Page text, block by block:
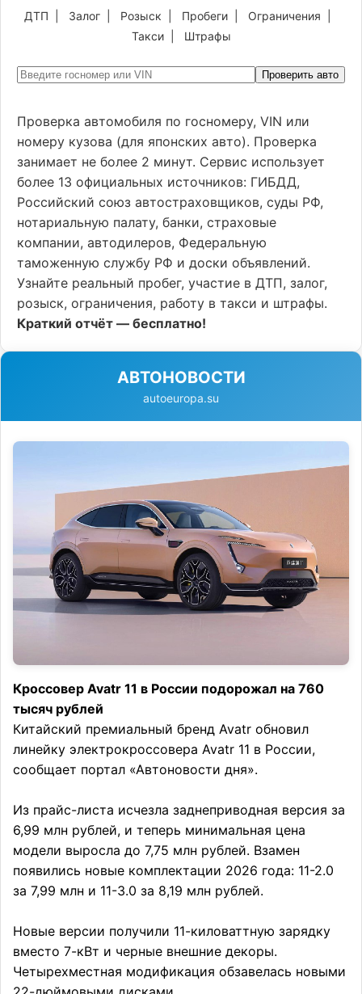
ДТП Залог Розыск Пробеги Ограничения
Такси| Штрафы
Проверить авто
Проверка автомобиля по госномеру, VIN или
номеру кузова (для японских авто). Проверка
занимает не более 2 минут. Сервис использует
более 13 официальных источников: ГИБДД,
Российский союз автостраховщиков, суды РФ,
нотариальную палату, банки, страховые
компании, автодилеров, Федеральную
таможенную службу РФ и доски объявлений.
Узнайте реальный пробег, участие в ДТП, залог,
розыск, ограничения, работу в такси и штрафы.
Краткий отчёт — бесплатно!
АВТОНОВОСТИ
autoeuropa.su
Кроссовер Avatr 11 в России подорожал на 760
тысяч рублей
Китайский премиальный бренд Avatr обновил
линейку электрокроссовера Avatr 11 в России,
сообщает портал «Автоновости дня».
Из прайс-листа исчезла заднеприводная версия за
6,99 млн рублей, и теперь минимальная цена
модели выросла до 7,75 млн рублей. Взамен
появились новые комплектации 2026 года: 11-2.0
за 7,99 млн и 11-3.0 за 8,19 млн рублей.
Новые версии получили 11-киловаттную зарядку
вместо 7-кВт и черные внешние декоры.
Четырехместная модификация обзавелась новыми